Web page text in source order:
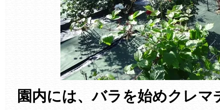
園内には、バラを始めクレマ